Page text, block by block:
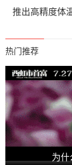
推出高精度体
热门推荐
为什